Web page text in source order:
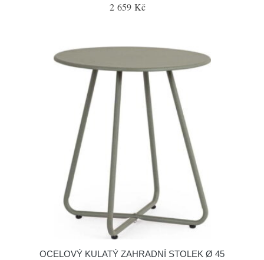
2 659 Kč
OCELOVÝ KULATÝ ZAHRADNÍ STOLEK Ø 45